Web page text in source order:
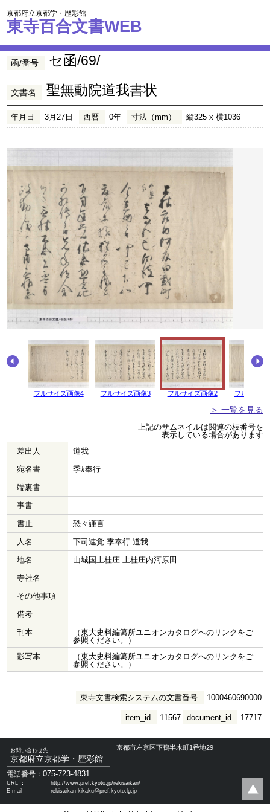
京都府立京都学・歴彩館
東寺百合文書WEB
函/番号 セ函/69/
文書名 聖無動院道我書状
年月日 3月27日 西暦 0年 寸法（mm） 縦325 x 横1036
フルサイズ画像4 フルサイズ画像3 フルサイズ画像2 フルサイズ
＞ 一覧を見る
上記のサムネイルは関連の枝番号を
表示している場合があります
差出人
道我
宛名書
季ｶ奉行
端裏書
事書
書止
恐々謹言
人名
下司連覚 季奉行 道我
地名
山城国上桂庄 上桂庄内河原田
寺社名
その他事項
備考
刊本
（東大史料編纂所ユニオンカタログへのリンクをご
参照ください。）
影写本
（東大史料編纂所ユニオンカタログへのリンクをご
参照ください。）
東寺文書検索システムの文書番号 1000460690000
document_id 17717
item_id 11567
お問い合わせ先
京都府立京都学・歴彩館
京都市左京区下鴨半木町1番地29
電話番号：075-723-4831
URL ：
http://www.pref.kyoto.jp/rekisaikan/
E-mail：
rekisaikan-kikaku@pref.kyoto.lg.jp